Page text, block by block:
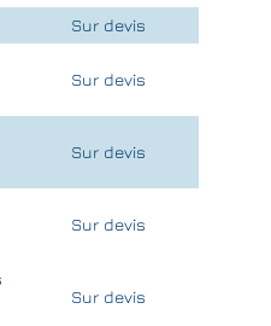
Sur devis
Sur devis
Sur devis
Sur devis
Sur devis